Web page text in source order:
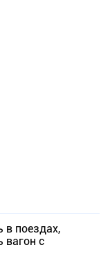
в поездах,
вагон с